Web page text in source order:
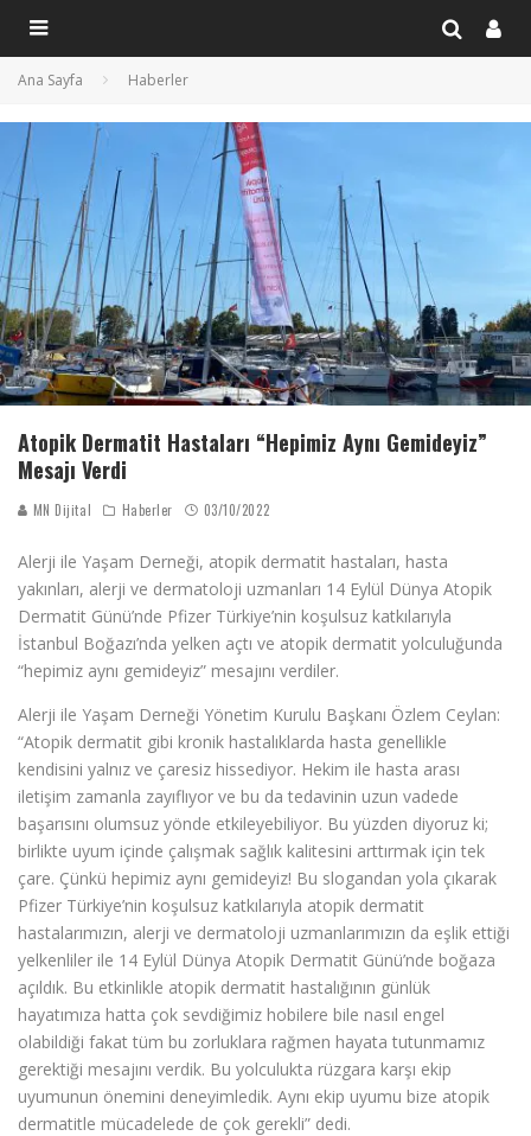
Ana Sayfa Haberler
Atopik Dermatit Hastaları “Hepimiz Aynı Gemideyiz”
Mesajı Verdi
MN Dijital Haberler 03/10/2022
Alerji ile Yaşam Derneği, atopik dermatit hastaları, hasta
yakınları, alerji ve dermatoloji uzmanları 14 Eylül Dünya Atopik
Dermatit Günü’nde Pfizer Türkiye’nin koşulsuz katkılarıyla
İstanbul Boğazı’nda yelken açtı ve atopik dermatit yolculuğunda
“hepimiz aynı gemideyiz” mesajını verdiler.
Alerji ile Yaşam Derneği Yönetim Kurulu Başkanı Özlem Ceylan:
“Atopik dermatit gibi kronik hastalıklarda hasta genellikle
kendisini yalnız ve çaresiz hissediyor. Hekim ile hasta arası
iletişim zamanla zayıflıyor ve bu da tedavinin uzun vadede
başarısını olumsuz yönde etkileyebiliyor. Bu yüzden diyoruz ki;
birlikte uyum içinde çalışmak sağlık kalitesini arttırmak için tek
çare. Çünkü hepimiz aynı gemideyiz! Bu slogandan yola çıkarak
Pfizer Türkiye’nin koşulsuz katkılarıyla atopik dermatit
hastalarımızın, alerji ve dermatoloji uzmanlarımızın da eşlik ettiği
yelkenliler ile 14 Eylül Dünya Atopik Dermatit Günü’nde boğaza
açıldık. Bu etkinlikle atopik dermatit hastalığının günlük
hayatımıza hatta çok sevdiğimiz hobilere bile nasıl engel
olabildiği fakat tüm bu zorluklara rağmen hayata tutunmamız
gerektiği mesajını verdik. Bu yolculukta rüzgara karşı ekip
uyumunun önemini deneyimledik. Aynı ekip uyumu bize atopik
dermatitle mücadelede de çok gerekli” dedi.